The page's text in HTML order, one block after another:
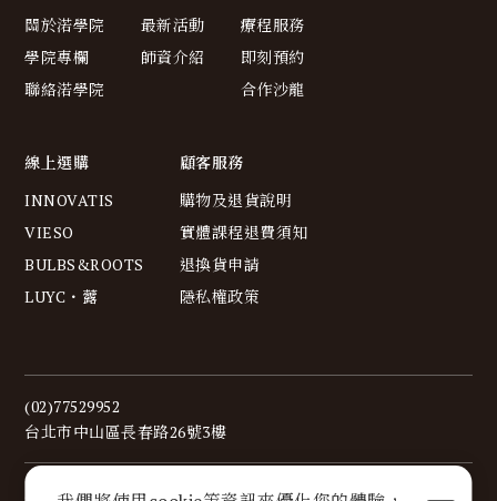
關於渃學院
學院專欄
聯絡渃學院
最新活動
師資介紹
療程服務
即刻預約
合作沙龍
線上選購
INNOVATIS
VIESO
BULBS&ROOTS
LUYC・虂
顧客服務
購物及退貨說明
實體課程退費須知
退換貨申請
隱私權政策
(02)77529952
台北市中山區長春路26號3樓
為保障交易安全，本官網所有服務與商品之付款，皆透過藍新